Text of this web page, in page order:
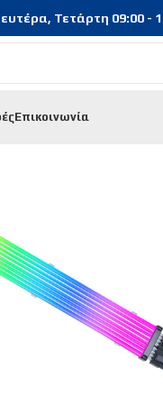
Τετάρτη 09:00 -
Επικοινωνία